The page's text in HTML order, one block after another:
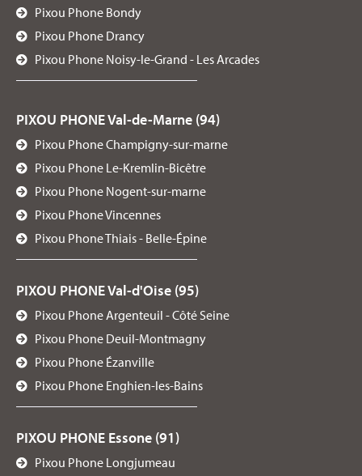
Pixou Phone Bondy
Pixou Phone Drancy
Pixou Phone Noisy-le-Grand - Les Arcades
PIXOU PHONE Val-de-Marne (94)
Pixou Phone Champigny-sur-marne
Pixou Phone Le-Kremlin-Bicêtre
Pixou Phone Nogent-sur-marne
Pixou Phone Vincennes
Pixou Phone Thiais - Belle-Épine
PIXOU PHONE Val-d'Oise (95)
Pixou Phone Argenteuil - Côté Seine
Pixou Phone Deuil-Montmagny
Pixou Phone Ézanville
Pixou Phone Enghien-les-Bains
PIXOU PHONE Essone (91)
Pixou Phone Longjumeau